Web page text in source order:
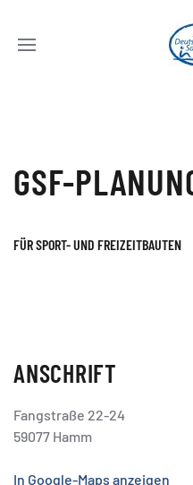
GSF-
FÜR SPORT- UND FREIZEITBAUTEN
ANSCHRIFT
Fangstraße 22-24
59077 Hamm
In Google-Maps anzeigen